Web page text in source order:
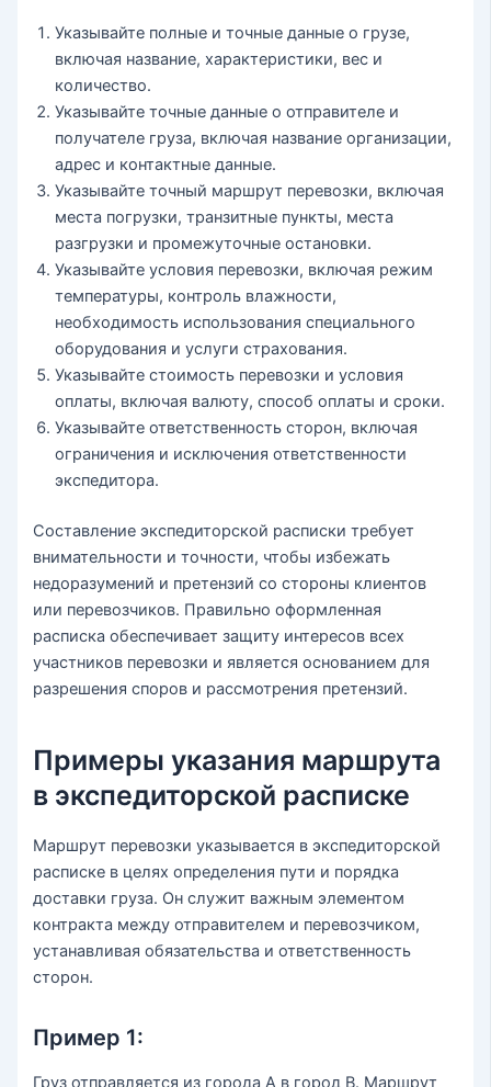
Указывайте полные и точные данные о грузе,
включая название, характеристики, вес и
количество.
Указывайте точные данные о отправителе и
получателе груза, включая название организации,
адрес и контактные данные.
Указывайте точный маршрут перевозки, включая
места погрузки, транзитные пункты, места
разгрузки и промежуточные остановки.
Указывайте условия перевозки, включая режим
температуры, контроль влажности,
необходимость использования специального
оборудования и услуги страхования.
Указывайте стоимость перевозки и условия
оплаты, включая валюту, способ оплаты и сроки.
Указывайте ответственность сторон, включая
ограничения и исключения ответственности
экспедитора.
Составление экспедиторской расписки требует
внимательности и точности, чтобы избежать
недоразумений и претензий со стороны клиентов
или перевозчиков. Правильно оформленная
расписка обеспечивает защиту интересов всех
участников перевозки и является основанием для
разрешения споров и рассмотрения претензий.
Примеры указания маршрута
в экспедиторской расписке
Маршрут перевозки указывается в экспедиторской
расписке в целях определения пути и порядка
доставки груза. Он служит важным элементом
контракта между отправителем и перевозчиком,
устанавливая обязательства и ответственность
сторон.
Пример 1:
Груз отправляется из города А в город В. Маршрут